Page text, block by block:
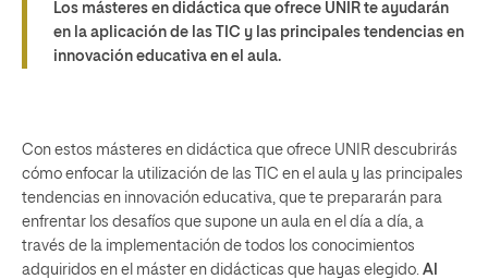
Los másteres en didáctica que ofrece UNIR te ayudarán
en la aplicación de las TIC y las principales tendencias en
innovación educativa en el aula.
Con estos másteres en didáctica que ofrece UNIR descubrirás
cómo enfocar la utilización de las TIC en el aula y las principales
tendencias en innovación educativa, que te prepararán para
enfrentar los desafíos que supone un aula en el día a día, a
través de la implementación de todos los conocimientos
adquiridos en el máster en didácticas que hayas elegido. Al